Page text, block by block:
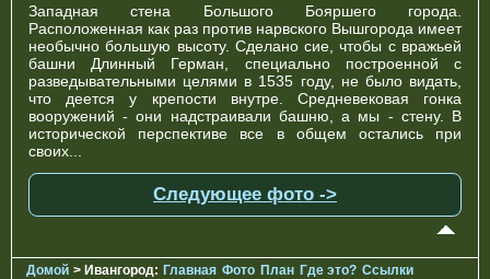
Западная стена Большого Бояршего города.
Расположенная как раз против нарвского Вышгорода имеет
необычно большую высоту. Сделано сие, чтобы с вражьей
башни Длинный Герман, специально построенной с
разведывательными целями в 1535 году, не было видать,
что деется у крепости внутре. Средневековая гонка
вооружений - они надстраивали башню, а мы - стену. В
исторической перспективе все в общем остались при
своих...
Следующее фото ->
Домой > Ивангород: Главная Фото План Где это? Ссылки